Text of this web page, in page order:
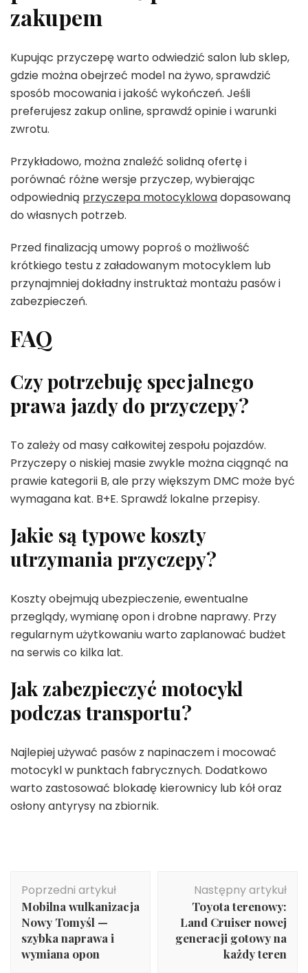
zakupem
Kupując przyczepę warto odwiedzić salon lub sklep,
gdzie można obejrzeć model na żywo, sprawdzić
sposób mocowania i jakość wykończeń. Jeśli
preferujesz zakup online, sprawdź opinie i warunki
zwrotu.
Przykładowo, można znaleźć solidną ofertę i
porównać różne wersje przyczep, wybierając
odpowiednią przyczepa motocyklowadopasowaną
do własnych potrzeb.
Przed finalizacją umowy poproś o możliwość
krótkiego testu z załadowanym motocyklem lub
przynajmniej dokładny instruktaż montażu pasów i
zabezpieczeń.
FAQ
Czy potrzebuję specjalnego
prawa jazdy do przyczepy?
To zależy od masy całkowitej zespołu pojazdów.
Przyczepy o niskiej masie zwykle można ciągnąć na
prawie kategorii B, ale przy większym DMC może być
wymagana kat. B+E. Sprawdź lokalne przepisy.
Jakie są typowe koszty
utrzymania przyczepy?
Koszty obejmują ubezpieczenie, ewentualne
przeglądy, wymianę opon i drobne naprawy. Przy
regularnym użytkowaniu warto zaplanować budżet
na serwis co kilka lat.
Jak zabezpieczyć motocykl
podczas transportu?
Najlepiej używać pasów z napinaczem i mocować
motocykl w punktach fabrycznych. Dodatkowo
warto zastosować blokadę kierownicy lub kół oraz
osłony antyrysy na zbiornik.
wpisu
Poprzedni artykuł
Mobilna wulkanizacja
Nowy Tomyśl —
szybka naprawa i
wymiana opon
Następny artykuł
Toyota terenowy:
Land Cruiser nowej
generacji gotowy na
każdy teren